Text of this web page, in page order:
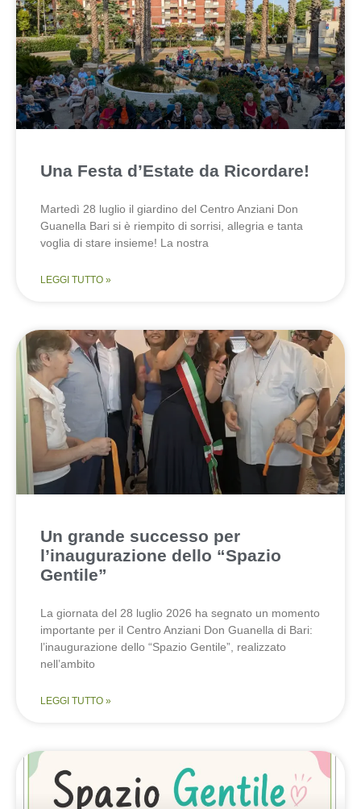
Una Festa d’Estate da Ricordare!
Martedì 28 luglio il giardino del Centro Anziani Don
Guanella Bari si è riempito di sorrisi, allegria e tanta
voglia di stare insieme! La nostra
LEGGI TUTTO »
Un grande successo per
l’inaugurazione dello “Spazio
Gentile”
La giornata del 28 luglio 2026 ha segnato un momento
importante per il Centro Anziani Don Guanella di Bari:
l’inaugurazione dello “Spazio Gentile”, realizzato
nell’ambito
LEGGI TUTTO »